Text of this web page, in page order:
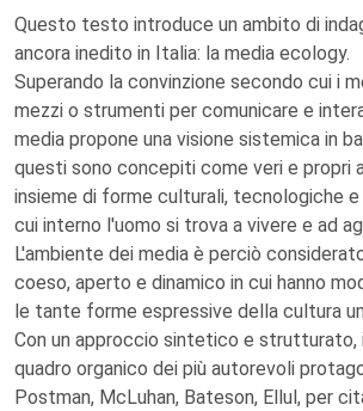
Questo testo introduce un ambito di
ancora inedito in Italia: la media ecology.
Superando la convinzione secondo cui i
mezzi o strumenti per comunicare e
media propone una visione sistemica in
questi sono concepiti come veri e propri
insieme di forme culturali, tecnologiche
cui interno l'uomo si trova a vivere e ad
L'ambiente dei media è perciò
coeso, aperto e dinamico in cui hanno
le tante forme espressive della cultura
Con un approccio sintetico e strutturato,
quadro organico dei più autorevoli
Postman, McLuhan, Bateson, Ellul, per